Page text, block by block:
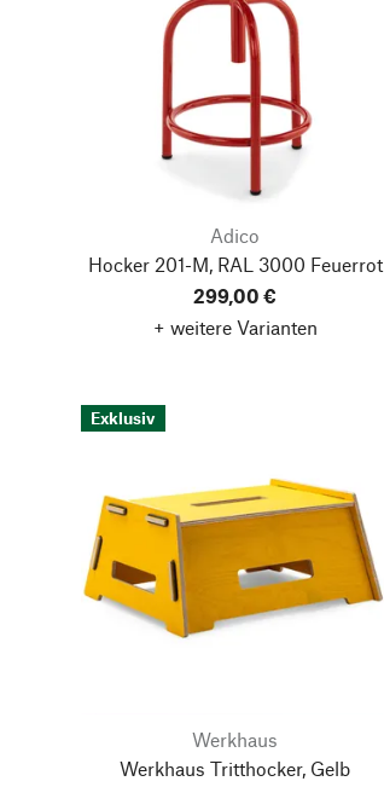
Adico
Hocker 201-M, RAL 3000 Feuerrot
299,00 €
+ weitere Varianten
Exklusiv
Werkhaus
Werkhaus Tritthocker, Gelb